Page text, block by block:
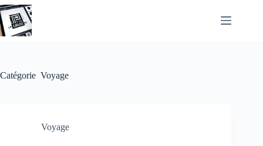
Passer
au
contenu
Catégorie Voyage
Voyage